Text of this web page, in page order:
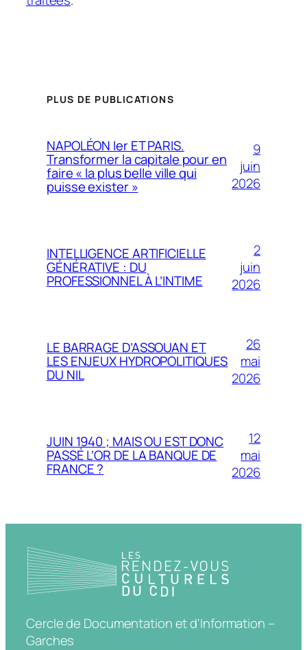
PLUS DE PUBLICATIONS
NAPOLÉON Ier ET PARIS.
Transformer la capitale pour en
faire « la plus belle ville qui
puisse exister »
9
juin
2026
INTELLIGENCE ARTIFICIELLE
GÉNÉRATIVE : DU
PROFESSIONNEL À L’INTIME
2
juin
2026
LE BARRAGE D’ASSOUAN ET
LES ENJEUX HYDROPOLITIQUES
DU NIL
26
mai
2026
JUIN 1940 ; MAIS OU EST DONC
PASSÉ L’OR DE LA BANQUE DE
FRANCE ?
12
mai
2026
Cercle de Documentation et d'Information –
Garches